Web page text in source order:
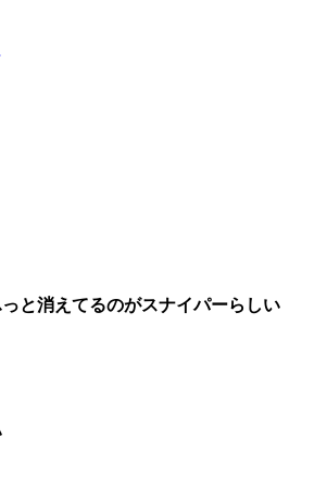
と消えてるのがスナイパーらしい